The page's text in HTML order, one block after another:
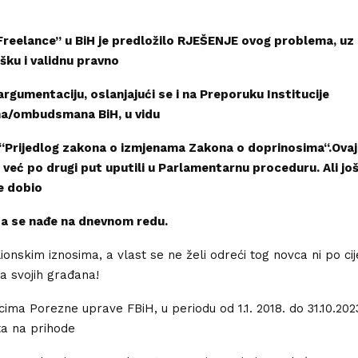
u BiH je predložilo RJEŠENJE ovog problema,
i validnu pravno
oslanjajući se i na Preporuku Institucije
ombudsmana BiH, u vidu
Prijedlog zakona o izmjenama Zakona o doprinosima
već po drugi put uputili u Parlamentarnu proceduru. Ali
dobio
se nađe na dnevnom redu.
iznosima, a vlast se ne želi odreći tog novca ni po
svojih građana!
Porezne uprave FBiH, u periodu od 1.1. 2018. do
na prihode